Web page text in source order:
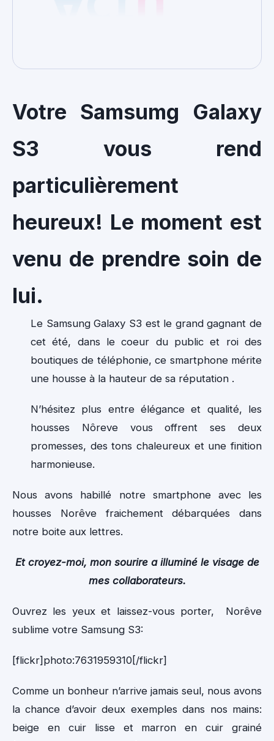
Votre Samsumg Galaxy
S3 vous rend
particulièrement
heureux! Le moment est
venu de prendre soin de
lui.
Le Samsung Galaxy S3 est le grand gagnant de
cet été, dans le coeur du public et roi des
boutiques de téléphonie, ce smartphone mérite
une housse à la hauteur de sa réputation .
N’hésitez plus entre élégance et qualité, les
housses Nôreve vous offrent ses deux
promesses, des tons chaleureux et une finition
harmonieuse.
Nous avons habillé notre smartphone avec les
housses Norêve fraichement débarquées dans
notre boite aux lettres.
Et croyez-moi, mon sourire a illuminé le visage de
mes collaborateurs.
Ouvrez les yeux et laissez-vous porter, Norêve
sublime votre Samsung S3:
[flickr]photo:7631959310[/flickr]
Comme un bonheur n’arrive jamais seul, nous avons
la chance d’avoir deux exemples dans nos mains:
beige en cuir lisse et marron en cuir grainé